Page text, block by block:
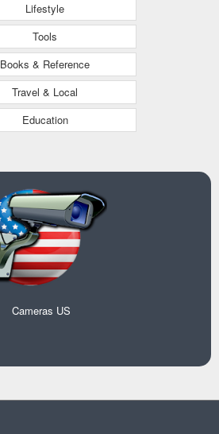
Lifestyle
Tools
Books & Reference
Travel & Local
Education
Cameras US